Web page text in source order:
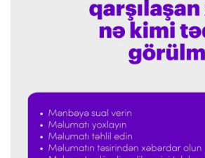
“Portu” doğma meydanda qalib
Formula-1
Verstappen Niderland Qran-
1"ə qayıdışından danışdı